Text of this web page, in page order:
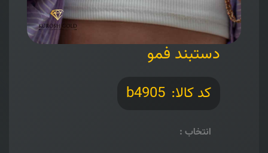
دستبند فمو
کد کالا: b4905
انتخاب: